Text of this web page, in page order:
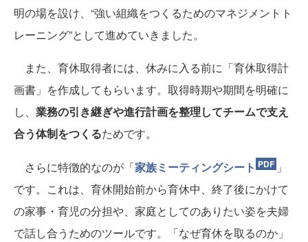
明の場を設け、“強い組織をつくるためのマネジメントト
レーニング”として進めていきました。
また、育休取得者には、休みに入る前に「育休取得計
画書」を作成してもらいます。取得時期や期間を明確に
し、 業務の引き継ぎや進行計画を整理してチームで支え
合う体制をつくるためです。
さらに特徴的なのが「家族ミーティングシート
」
です。これは、育休開始前から育休中、終了後にかけて
の家事・育児の分担や、家庭としてのありたい姿を夫婦
で話し合うためのツールです。「なぜ育休を取るのか」